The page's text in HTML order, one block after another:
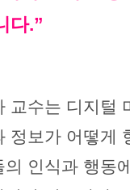
다.”
교수는 디지털
정보가 어떻게
의 인식과 행동